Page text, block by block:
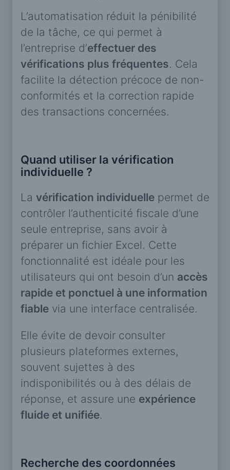
L’automatisation réduit la pénibilité
de la tâche, ce qui permet à
l’entreprise d’effectuer des
vérifications plus fréquentes. Cela
facilite la détection précoce de non-
conformités et la correction rapide
des transactions concernées.
Quand utiliser la vérification
individuelle ?
La vérification individuelle permet de
contrôler l’authenticité fiscale d’une
seule entreprise, sans avoir à
préparer un fichier Excel. Cette
fonctionnalité est idéale pour les
utilisateurs qui ont besoin d’un accès
rapide et ponctuel à une information
fiable via une interface centralisée.
Elle évite de devoir consulter
plusieurs plateformes externes,
souvent sujettes à des
indisponibilités ou à des délais de
réponse, et assure une expérience
fluide et unifiée.
Recherche des coordonnées